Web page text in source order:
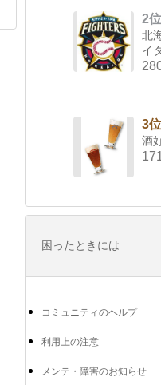
2位
北
イ
3位
酒
困ったときには
コミュニティのヘルプ
利用上の注意
メンテ・障害のお知らせ